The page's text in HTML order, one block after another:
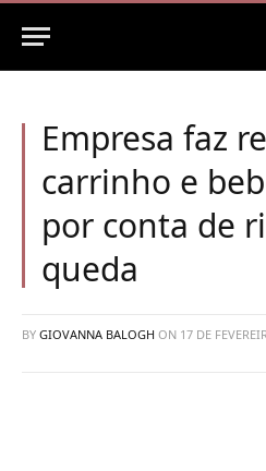
Empresa faz
carrinho e
por conta de
queda
BY GIOVANNA BALOGH ON 17 DE